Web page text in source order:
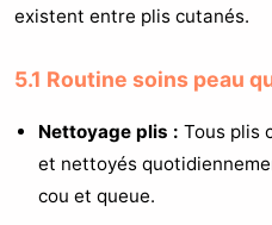
existent entre plis cutanés.
5.1 Routine soins peau
Nettoyage plis : Tous plis
et nettoyés
cou et queue.